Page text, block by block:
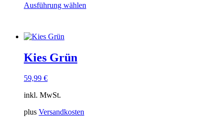
Ausführung wählen
weist
mehrere
auf.
Optionen
auf
Produktseite
Kies Grün
59,99 €
inkl. MwSt.
plus Versandkosten